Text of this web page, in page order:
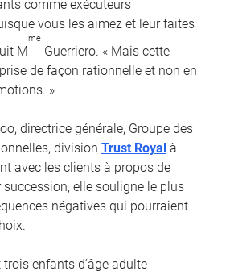
comme exécuteurs
vous les aimez et leur faites
M
me
Guerriero. « Mais cette
de façon rationnelle et non en
»
directrice générale, Groupe des
division Trust Royal à
avec les clients à propos de
succession, elle souligne le plus
négatives qui pourraient
enfants d’âge adulte